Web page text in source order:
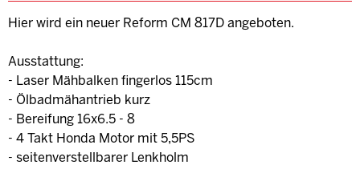
Hier wird ein neuer Reform CM 817D angeboten.
Ausstattung:
- Laser Mähbalken fingerlos 115cm
- Ölbadmähantrieb kurz
- Bereifung 16x6.5 - 8
- 4 Takt Honda Motor mit 5,5PS
- seitenverstellbarer Lenkholm